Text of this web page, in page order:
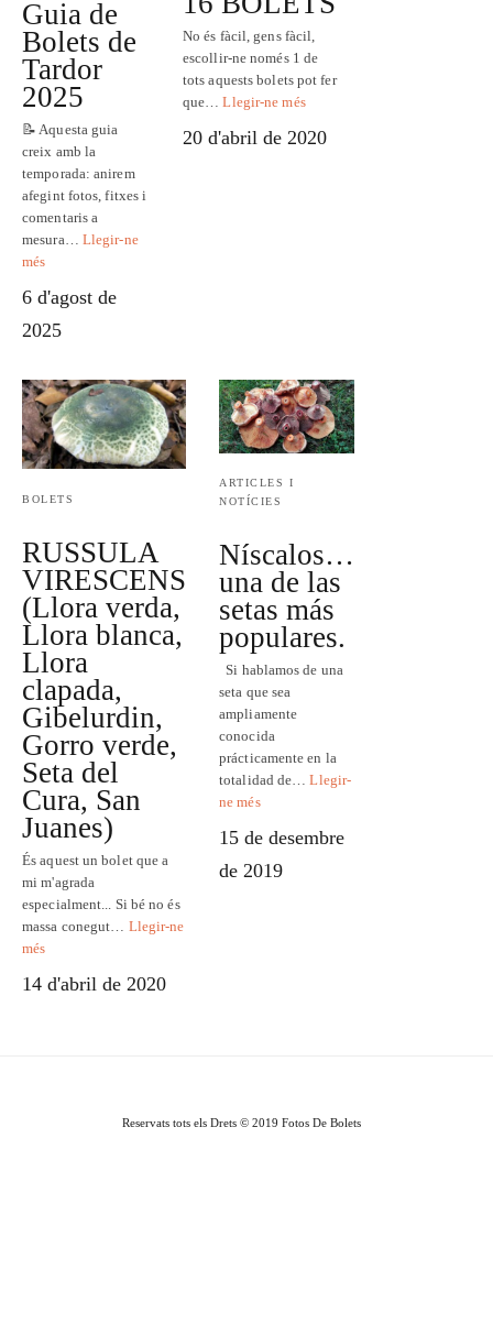
Guia de
Bolets de
Tardor
2025
📝 Aquesta guia
creix amb la
temporada: anirem
afegint fotos, fitxes i
comentaris a
mesura… Llegir-ne
més
6 d'agost de
2025
No és fàcil, gens fàcil,
escollir-ne només 1 de
tots aquests bolets pot fer
que…Llegir-ne més
20 d'abril de 2020
BOLETS
RUSSULA
VIRESCENS
(Llora verda,
Llora blanca,
Llora
clapada,
Gibelurdin,
Gorro verde,
Seta del
Cura, San
Juanes)
És aquest un bolet que a
mi m'agrada
especialment... Si bé no és
massa conegut… Llegir-ne
més
14 d'abril de 2020
ARTICLES I
NOTÍCIES
Níscalos…
una de las
setas más
populares.
Si hablamos de una
seta que sea
ampliamente
conocida
prácticamente en la
totalidad de…Llegir-
ne més
15 de desembre
de 2019
Reservats tots els Drets © 2019 Fotos De Bolets